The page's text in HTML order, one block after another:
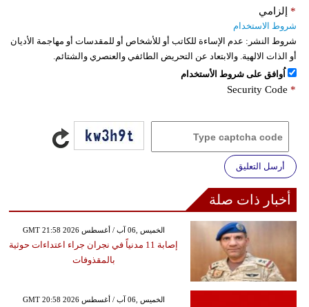
إلزامي *
شروط الاستخدام
شروط النشر: عدم الإساءة للكاتب أو للأشخاص أو للمقدسات أو مهاجمة الأديان
أو الذات الالهية. والابتعاد عن التحريض الطائفي والعنصري والشتائم.
اُوافق على شروط الأستخدام
Security Code *
أرسل التعليق
أخبار ذات صلة
GMT 21:58 2026 الخميس ,06 آب / أغسطس
إصابة 11 مدنياً في نجران جراء اعتداءات حوثية
بالمقذوفات
GMT 20:58 2026 الخميس ,06 آب / أغسطس